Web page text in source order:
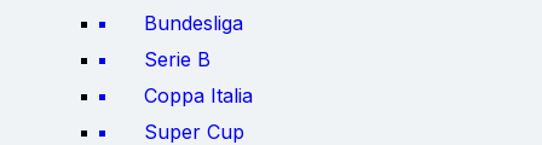
Bundesliga
Serie B
Coppa Italia
Super Cup